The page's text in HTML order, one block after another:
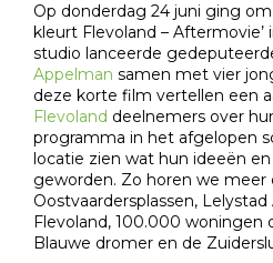
Op donderdag 24 juni ging
kleurt Flevoland –
studio lanceerde
Appelman samen met vier
deze korte film vertellen een
Flevoland deelnemers over
programma in het afgelopen
locatie zien wat hun ideeën
geworden. Zo horen we meer
Oostvaardersplassen,
Flevoland, 100.000 woningen
Blauwe dromer en de